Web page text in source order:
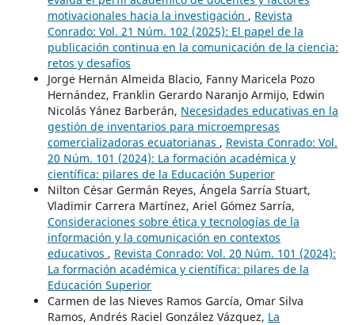
motivacionales hacia la investigación , Revista
Conrado: Vol. 21 Núm. 102 (2025): El papel de la
publicación continua en la comunicación de la ciencia:
retos y desafíos
Jorge Hernán Almeida Blacio, Fanny Maricela Pozo
Hernández, Franklin Gerardo Naranjo Armijo, Edwin
Nicolás Yánez Barberán, Necesidades educativas en la
gestión de inventarios para microempresas
comercializadoras ecuatorianas , Revista Conrado: Vol.
20 Núm. 101 (2024): La formación académica y
científica: pilares de la Educación Superior
Nilton César Germán Reyes, Ángela Sarría Stuart,
Vladimir Carrera Martínez, Ariel Gómez Sarría,
Consideraciones sobre ética y tecnologías de la
información y la comunicación en contextos
educativos , Revista Conrado: Vol. 20 Núm. 101 (2024):
La formación académica y científica: pilares de la
Educación Superior
Carmen de las Nieves Ramos García, Omar Silva
Ramos, Andrés Raciel González Vázquez, La